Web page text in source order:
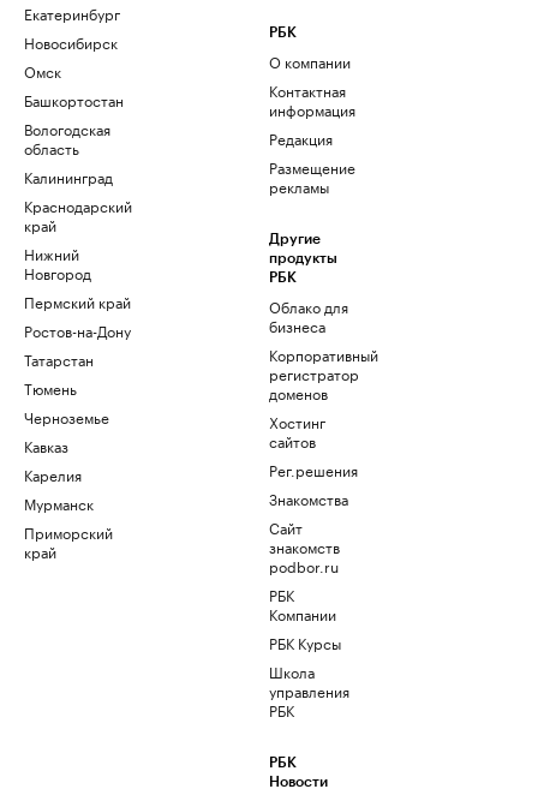
Екатеринбург
Новосибирск
Омск
Башкортостан
Вологодская
область
Калининград
Краснодарский
край
Нижний
Новгород
Пермский край
Ростов-на-Дону
Татарстан
Тюмень
Черноземье
Кавказ
Карелия
Мурманск
Приморский
край
РБК
О компании
Контактная
информация
Редакция
Размещение
рекламы
Другие
продукты
РБК
Облако для
бизнеса
Корпоративный
регистратор
доменов
Хостинг
сайтов
Рег.решения
Знакомства
Сайт
знакомств
podbor.ru
РБК
Компании
РБК Курсы
Школа
управления
РБК
РБК
Новости